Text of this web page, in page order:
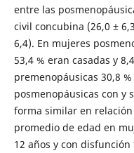
entre las
civil concubina (26,0 ±
6,4). En mujeres
53,4 % eran casadas y
premenopáusicas 30,8
posmenopáusicas con y
forma similar en relación
promedio de edad en
12 años y con disfunción